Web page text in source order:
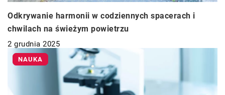
Odkrywanie harmonii w codziennych spacerach i
chwilach na świeżym powietrzu
2 grudnia 2025
NAUKA